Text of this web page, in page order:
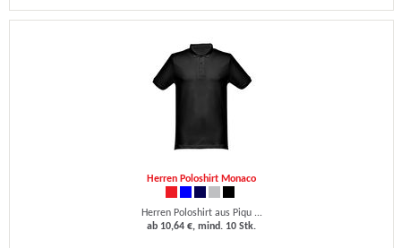
Herren Poloshirt Monaco
Herren Poloshirt aus Piqu ...
ab 10,64 €, mind. 10 Stk.